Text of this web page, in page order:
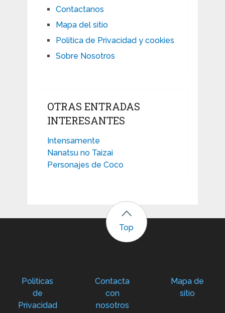
Contactanos
Mapa del sitio
Politica de Privacidad y cookies
Sobre Nosotros
OTRAS ENTRADAS
INTERESANTES
Intensamente
Nanatsu no Taizai
Personajes de Coco
Top
Politicas
de
Privacidad
Contacta
con
nosotros
Mapa de
sitio